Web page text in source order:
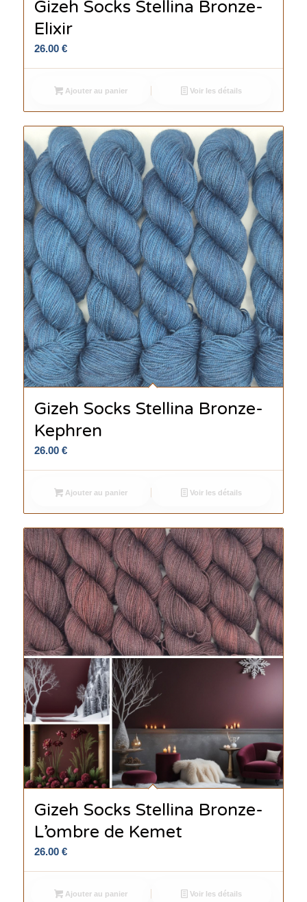
Gizeh Socks Stellina Bronze-
Elixir
26.00 €
Ajouter au panier Voir les détails
Gizeh Socks Stellina Bronze-
Kephren
26.00 €
Ajouter au panier Voir les détails
Gizeh Socks Stellina Bronze-
L’ombre de Kemet
26.00 €
Ajouter au panier Voir les détails